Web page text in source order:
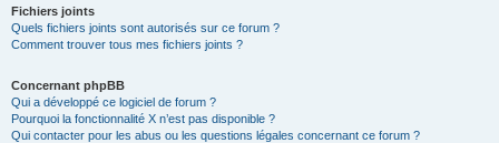
Fichiers joints
Quels fichiers joints sont autorisés sur ce forum ?
Comment trouver tous mes fichiers joints ?
Concernant phpBB
Qui a développé ce logiciel de forum ?
Pourquoi la fonctionnalité X n’est pas disponible ?
Qui contacter pour les abus ou les questions légales concernant ce forum ?